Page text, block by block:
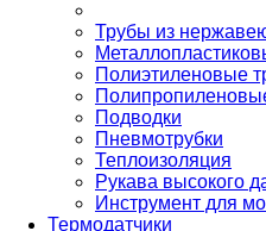
Трубы из
Полиэтиленовые
Подводки
Пневмотрубки
Теплоизоляция
Рукава высокого
Инструмент для
Термодатчики